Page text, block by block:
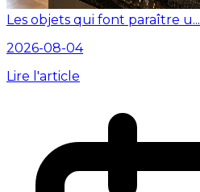
Les objets qui font paraître u...
2026-08-04
Lire l'article